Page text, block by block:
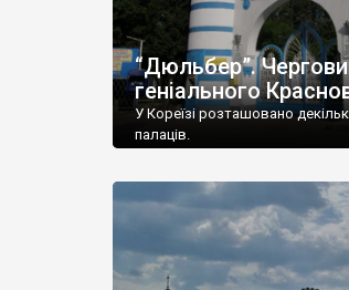
“Дюльбер”.
геніального
У Кореїзі розташовано
палаців.